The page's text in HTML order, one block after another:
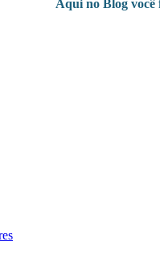
Aqui no Blog você